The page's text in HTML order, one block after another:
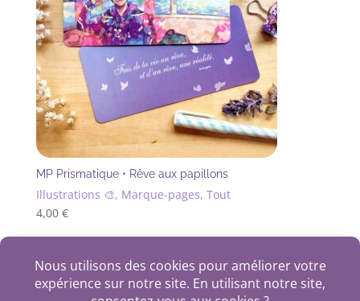
MP Prismatique • Rêve aux papillons
Illustrations 🎨, Marque-pages, Tout
4,00 €
+